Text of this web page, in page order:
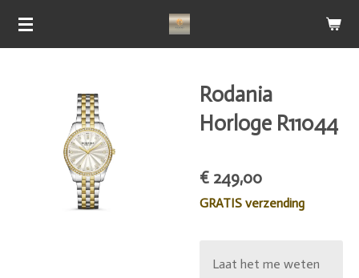
Ga
hoofdinhoud
Rodania
Horloge R11044
€ 249,00
GRATIS verzending
Laat het me weten